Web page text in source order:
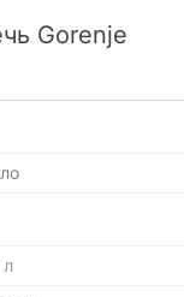
Gorenje
л